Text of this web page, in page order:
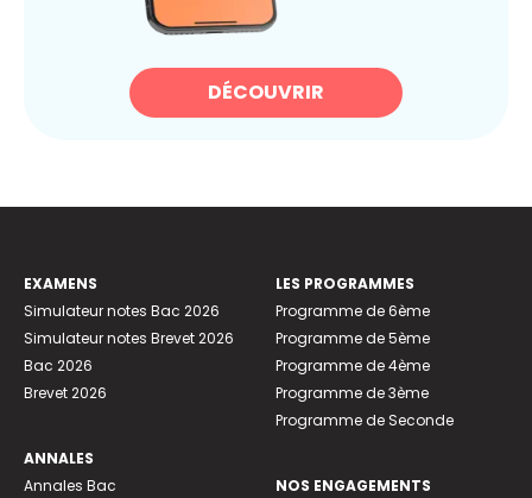
DÉCOUVRIR
EXAMENS
Simulateur notes Bac 2026
Simulateur notes Brevet 2026
Bac 2026
Brevet 2026
ANNALES
Annales Bac
LES PROGRAMMES
Programme de 6ème
Programme de 5ème
Programme de 4ème
Programme de 3ème
Programme de Seconde
NOS ENGAGEMENTS